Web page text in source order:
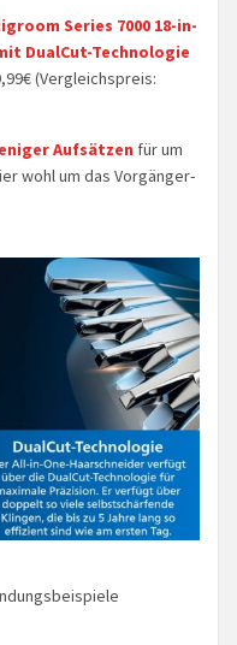
Series 7000 18-in-
DualCut-Technologie
(Vergleichspreis:
Aufsätzen für um
wohl um das Vorgänger-